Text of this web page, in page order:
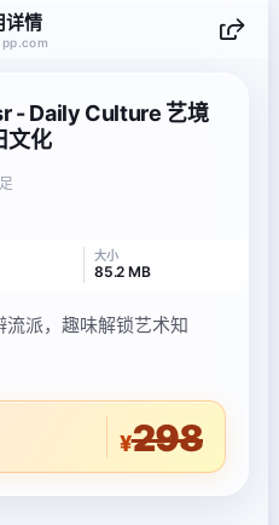
详情
- Daily Culture 艺境
文化
大小
85.2 MB
派，趣味解锁艺术知
¥298